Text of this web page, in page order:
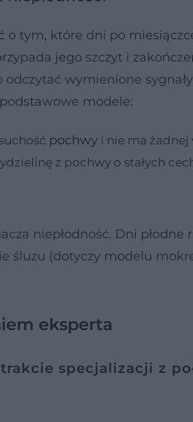
tym, które dni po
jego szczyt i
wymienione
modele:
pochwy i nie ma żadnej
z pochwy o stałych
niepłodność. Dni płodne
śluzu (dotyczy modelu
eksperta
specjalizacji z